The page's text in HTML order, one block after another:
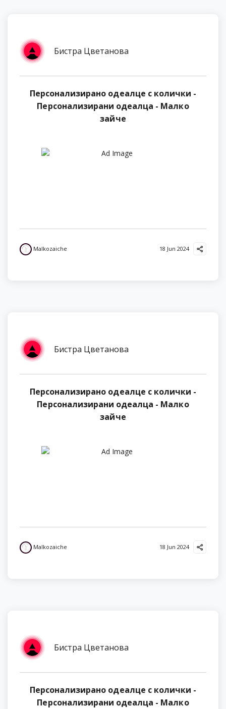
Бистра Цветанова
Персонализирано одеалце с колички -
Персонализирани одеалца - Малко
зайче
Malkozaiche 18 Jun 2024
Бистра Цветанова
Персонализирано одеалце с колички -
Персонализирани одеалца - Малко
зайче
Malkozaiche 18 Jun 2024
Бистра Цветанова
Персонализирано одеалце с колички -
Персонализирани одеалца - Малко